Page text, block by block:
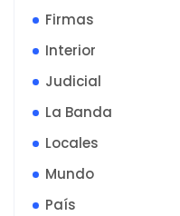
Firmas
Interior
Judicial
La Banda
Locales
Mundo
País